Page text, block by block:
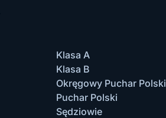
Klasa A
Klasa B
Okręgowy Puchar Polski
Puchar Polski
Sędziowie